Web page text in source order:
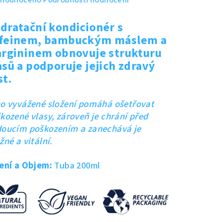
kondicionér s
bambuckým máslem a
obnovuje strukturu
a podporuje jejich zdravý
vyvážené složení pomáhá ošetřovat
vlasy, zároveň je chrání před
poškozením a zanechává je
a vitální.
a Objem: Tuba 200ml